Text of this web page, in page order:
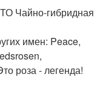
Чайно-гибридная
имен: Peace,
роза - легенда!